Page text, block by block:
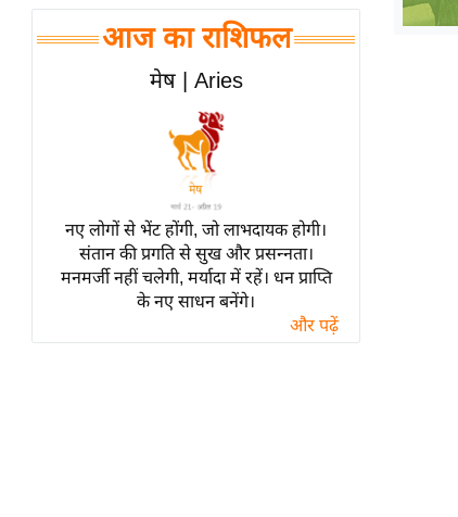
बॉलीवुड
हॉलीवुड
फिल्म समीक्षा
लाइफस्टाइल
टेक्नॉलॉजी
ब्यूटी/फैशन
घरेलू नुस्खे
पर्यटन स्थल
फिटनेस मंत्रा
आज का राशिफल
मेष | Aries
नए लोगों से भेंट होंगी, जो लाभदायक होगी।
संतान की प्रगति से सुख और प्रसन्नता।
मनमर्जी नहीं चलेगी, मर्यादा में रहें। धन प्राप्ति
के नए साधन बनेंगे।
और पढ़ें